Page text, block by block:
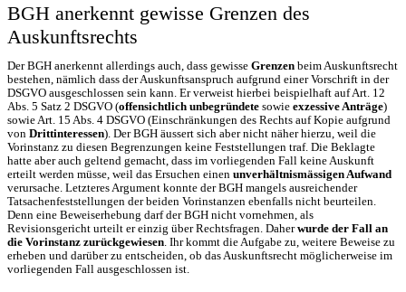
BGH anerkennt gewisse Grenzen des
Auskunftsrechts
Der BGH anerkennt allerdings auch, dass gewisse Grenzen beim Auskunftsrecht
bestehen, nämlich dass der Auskunftsanspruch aufgrund einer Vorschrift in der
DSGVO ausgeschlossen sein kann. Er verweist hierbei beispielhaft auf Art. 12
Abs. 5 Satz 2 DSGVO (offensichtlich unbegründete sowie exzessive Anträge)
sowie Art. 15 Abs. 4 DSGVO (Einschränkungen des Rechts auf Kopie aufgrund
von Drittinteressen). Der BGH äussert sich aber nicht näher hierzu, weil die
Vorinstanz zu diesen Begrenzungen keine Feststellungen traf. Die Beklagte
hatte aber auch geltend gemacht, dass im vorliegenden Fall keine Auskunft
erteilt werden müsse, weil das Ersuchen einen unverhältnismässigen Aufwand
verursache. Letzteres Argument konnte der BGH mangels ausreichender
Tatsachenfeststellungen der beiden Vorinstanzen ebenfalls nicht beurteilen.
Denn eine Beweiserhebung darf der BGH nicht vornehmen, als
Revisionsgericht urteilt er einzig über Rechtsfragen. Daherwurde der Fall an
die Vorinstanz zurückgewiesen. Ihr kommt die Aufgabe zu, weitere Beweise zu
erheben und darüber zu entscheiden, ob das Auskunftsrecht möglicherweise im
vorliegenden Fall ausgeschlossen ist.